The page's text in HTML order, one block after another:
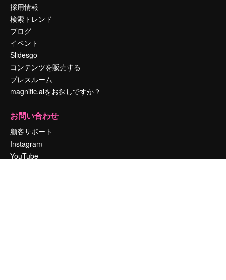
採用情報
検索トレンド
ブログ
イベント
Slidesgo
コンテンツを販売する
プレスルーム
magnific.aiをお探しですか？
お問い合わせ
顧客サポート
Instagram
YouTube